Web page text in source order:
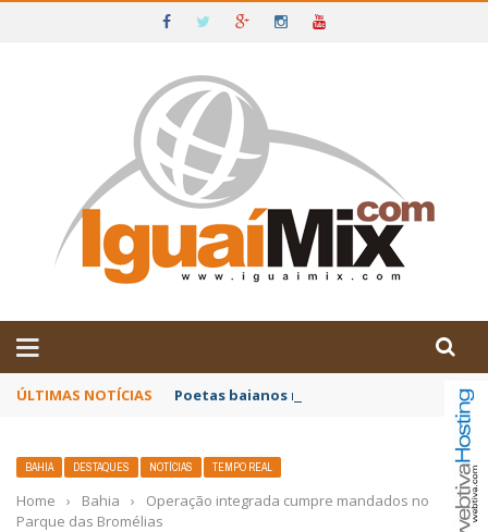
IGUAÍ E SUDOESTE DA BAHIA
ÚLTIMAS NOTÍCIAS Poetas baianos representam o Brasil no
BAHIA DESTAQUES NOTÍCIAS TEMPO REAL
Home › Bahia ›
Operação integrada cumpre mandados no
Parque das Bromélias